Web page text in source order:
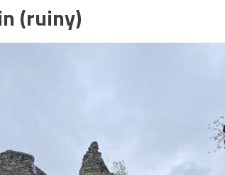
(ruiny)